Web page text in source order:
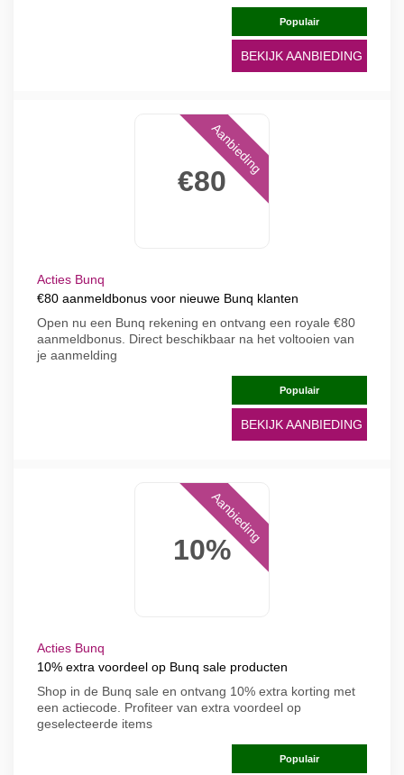
Populair
BEKIJK AANBIEDING
€80
Aanbieding
Acties Bunq
€80 aanmeldbonus voor nieuwe Bunq klanten
Open nu een Bunq rekening en ontvang een royale €80
aanmeldbonus. Direct beschikbaar na het voltooien van
je aanmelding
Populair
BEKIJK AANBIEDING
10%
Aanbieding
Acties Bunq
10% extra voordeel op Bunq sale producten
Shop in de Bunq sale en ontvang 10% extra korting met
een actiecode. Profiteer van extra voordeel op
geselecteerde items
Populair